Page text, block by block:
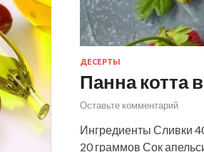
ДЕСЕРТЫ
Панна котта
Оставьте комментарий
Ингредиенты Сливки
20 граммов Сок